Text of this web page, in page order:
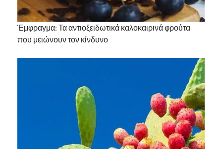
Έμφραγμα: Τα αντιοξειδωτικά καλοκαιρινά φρούτα
που μειώνουν τον κίνδυνο